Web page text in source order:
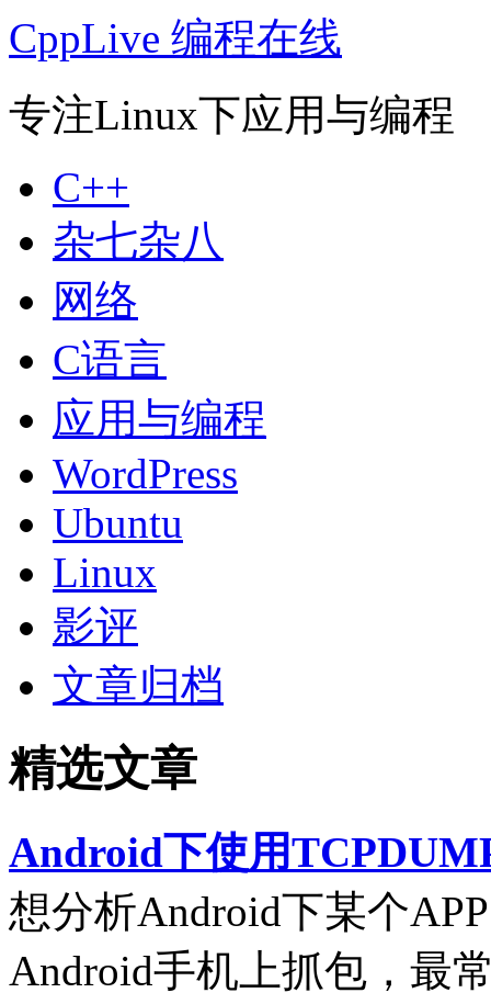
CppLive 编程在线
专注Linux下应用与编程
C++
杂七杂八
网络
C语言
应用与编程
WordPress
Ubuntu
Linux
影评
文章归档
精选文章
Android下使用
想分析Android下某个
Android手机上抓包，最